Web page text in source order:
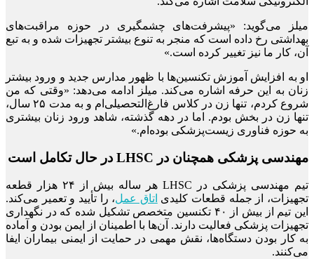
میلز می‌گوید: «پیشرفت‌های چشمگیری در حوزه مراقبت‌های
بهداشتی رخ داده است که منجر به تنوع بیشتر تجهیزات شده و به تبع
آن، کار ما نیز تغییر کرده است.»
او به افزایش آموزش تکنسین‌ها با ظهور مدارس جدید و ورود بیشتر
زنان به این حرفه اشاره می‌کند. میلز ادامه می‌دهد: «وقتی که من
شروع کردم، تنها زن در کلاس فارغ‌التحصیلی‌ام و به مدت ۲۵ سال،
تنها زن در بخش بودم. اما در دهه گذشته، شاهد ورود زنان بیشتری
به حوزه فناوری زیست‌پزشکی بوده‌ام.»
مهندسی پزشکی همچنان در LHSC در حال تکامل است
تیم مهندسی پزشکی در LHSC هر ساله بیش از ۲۴ هزار قطعه
تجهیزات، از جمله قطعات کلیدی اتاق عمل، را تأیید و تعمیر می‌کند.
این تیم از بیش از ۴۰ تکنسین متخصص تشکیل شده که در نگهداری
تجهیزات پزشکی فعالیت دارند. آن‌ها با اطمینان از ایمن بودن و آماده
به کار بودن دستگاه‌ها، نقش مهمی در حمایت از ایمنی بیماران ایفا
می‌کنند.